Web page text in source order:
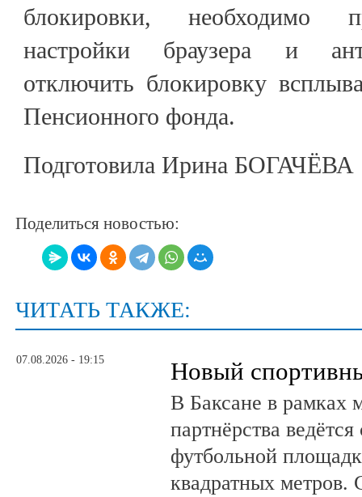
блокировки, необходимо
настройки браузера и
отключить блокировку
Пенсионного фонда.
Подготовила Ирина БОГАЧЁВА
Поделиться новостью:
ЧИТАТЬ ТАКЖЕ:
07.08.2026 - 19:15 Новый
В Баксане в рамках
партнёрства
футбольной
квадратных метров.